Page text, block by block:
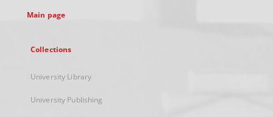
Main page
Collections
University Library
University Publishing